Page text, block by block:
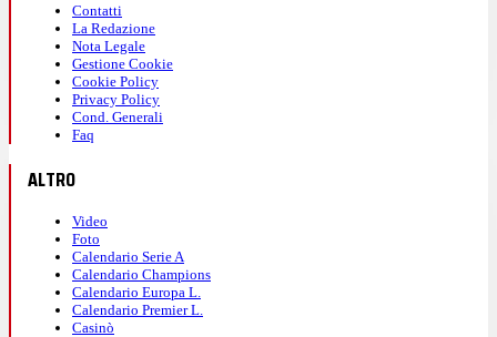
Contatti
La Redazione
Nota Legale
Gestione Cookie
Cookie Policy
Privacy Policy
Cond. Generali
Faq
ALTRO
Video
Foto
Calendario Serie A
Calendario Champions
Calendario Europa L.
Calendario Premier L.
Casinò